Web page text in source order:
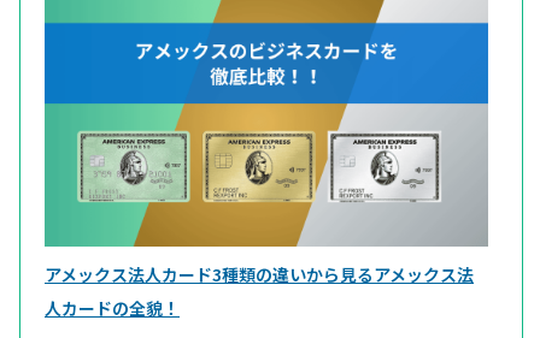
アメックス法人カード3種類の違いから見るアメックス法
人カードの全貌！